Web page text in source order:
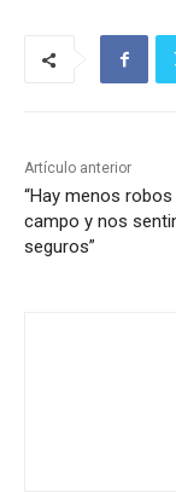
Artículo anterior
“Hay menos robos
campo y nos
seguros”